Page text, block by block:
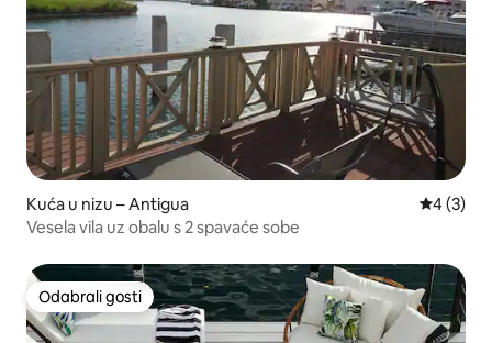
Kuća u nizu – Antigua
4 (3)
Vesela vila uz obalu s 2 spavaće sobe
Odabrali gosti
Odabrali gosti